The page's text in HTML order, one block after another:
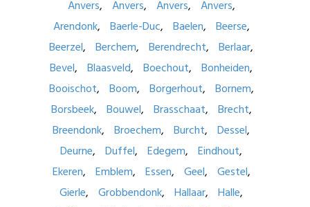
Anvers Anvers Anvers
Anvers
Arendonk
Baerle-Duc Baelen
Beerse
Beerzel
Berchem Berendrecht
Berlaar
Bevel
Blaasveld Boechout
Bonheiden
Booischot
Boom Borgerhout
Bornem
Borsbeek
Bouwel Brasschaat
Brecht
Breendonk
Broechem Burcht
Dessel
Deurne
Duffel Edegem
Eindhout
Ekeren
Emblem Essen Geel
Gestel
Gierle
Grobbendonk Hallaar
Halle